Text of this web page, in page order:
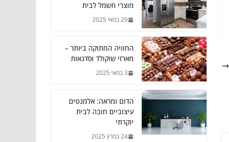
מוצרי חשמל לבית
29 במאי 2025
החוויה המתוקה ביותר –
מארזי שוקולד וסדנאות
3 במאי 2025
הדום ומראה: אלמנטים
עיצוביים חובה לבית
יוקרתי
24 במרץ 2025